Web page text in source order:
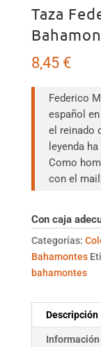
Taza
8,45 €
Federico
español
el reinado
leyenda
Como
con el
Con caja
Categorías:
Bahamontes
bahamontes
Descripción
Información